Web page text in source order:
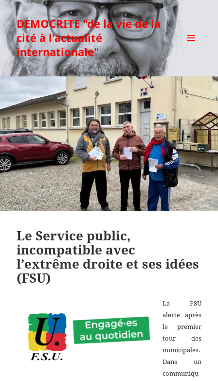
DEMOCRITE "de la vie de la
cité à l'actualité
internationale"
Le Service public,
incompatible avec
l’extrême droite et ses idées
(FSU)
La FSU
alerte après
le premier
tour des
municipales.
Dans un
communiqu